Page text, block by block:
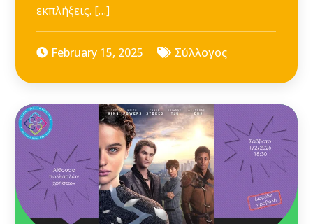
εκπλήξεις. […]
February 15, 2025 Σύλλογος